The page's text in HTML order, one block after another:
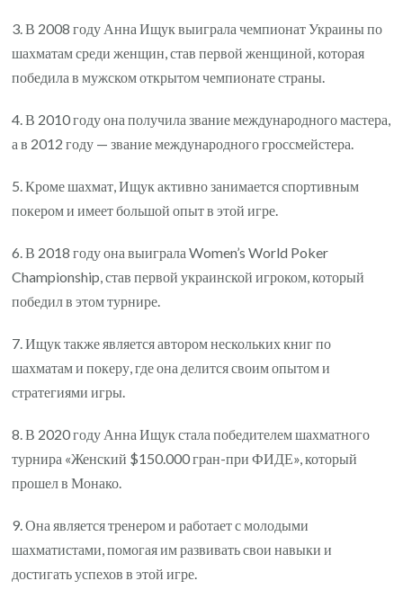
3. В 2008 году Анна Ищук выиграла чемпионат Украины по
шахматам среди женщин, став первой женщиной, которая
победила в мужском открытом чемпионате страны.
4. В 2010 году она получила звание международного мастера,
а в 2012 году — звание международного гроссмейстера.
5. Кроме шахмат, Ищук активно занимается спортивным
покером и имеет большой опыт в этой игре.
6. В 2018 году она выиграла Women’s World Poker
Championship, став первой украинской игроком, который
победил в этом турнире.
7. Ищук также является автором нескольких книг по
шахматам и покеру, где она делится своим опытом и
стратегиями игры.
8. В 2020 году Анна Ищук стала победителем шахматного
турнира «Женский $150.000 гран-при ФИДЕ», который
прошел в Монако.
9. Она является тренером и работает с молодыми
шахматистами, помогая им развивать свои навыки и
достигать успехов в этой игре.